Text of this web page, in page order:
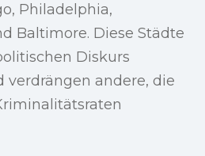
Philadelphia,
Baltimore. Diese Städte
Diskurs
verdrängen andere, die